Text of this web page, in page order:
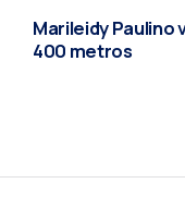
Marileidy Paulino
400 metros